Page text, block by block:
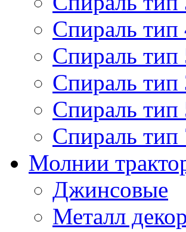
Спираль тип
Спираль
Спираль тип
Спираль тип
Спираль тип
Молнии
Джинсовые
Металл